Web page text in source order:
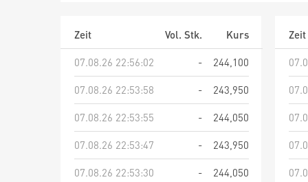
Zeit Vol. Stk.
Kurs
07.08.26 22:56:02
-
244,100
07.08.26 22:53:58
-
243,950
07.08.26 22:53:55
-
244,050
07.08.26 22:53:47
-
243,950
07.08.26 22:53:30
-
244,050
Zeit